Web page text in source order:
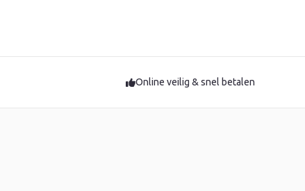
Online veilig & snel betalen